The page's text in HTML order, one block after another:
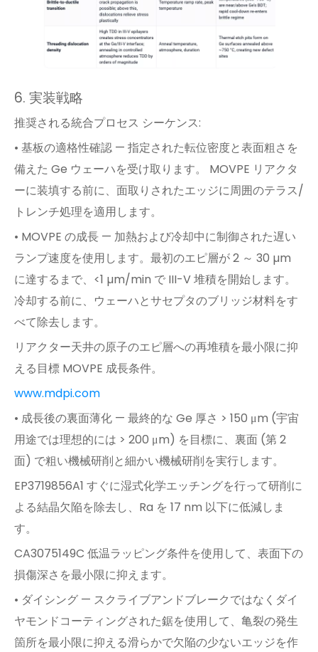
6. 実装戦略
推奨される統合プロセス シーケンス:
• 基板の適格性確認 — 指定された転位密度と表面粗さを
備えた Ge ウェーハを受け取ります。 MOVPE リアクタ
ーに装填する前に、面取りされたエッジに周囲のテラス/
トレンチ処理を適用します。
• MOVPE の成長 — 加熱および冷却中に制御された遅い
ランプ速度を使用します。最初のエピ層が 2 ～ 30 µm
に達するまで、<1 µm/min で III-V 堆積を開始します。
冷却する前に、ウェーハとサセプタのブリッジ材料をす
べて除去します。
リアクター天井の原子のエピ層への再堆積を最小限に抑
える目標 MOVPE 成長条件。
www.mdpi.com
• 成長後の裏面薄化 — 最終的な Ge 厚さ > 150 μm (宇宙
用途では理想的には > 200 μm) を目標に、裏面 (第 2
面) で粗い機械研削と細かい機械研削を実行します。
EP3719856A1 すぐに湿式化学エッチングを行って研削に
よる結晶欠陥を除去し、Ra を 17 nm 以下に低減しま
す。
CA3075149C 低温ラッピング条件を使用して、表面下の
損傷深さを最小限に抑えます。
• ダイシング — スクライブアンドブレークではなくダイ
ヤモンドコーティングされた鋸を使用して、亀裂の発生
箇所を最小限に抑える滑らかで欠陥の少ないエッジを作